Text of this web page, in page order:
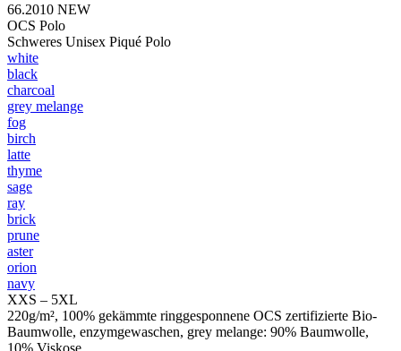
66.2010 NEW
OCS Polo
Schweres Unisex Piqué Polo
white
black
charcoal
grey melange
fog
birch
latte
thyme
sage
ray
brick
prune
aster
orion
navy
XXS – 5XL
220g/m², 100% gekämmte ringgesponnene OCS zertifizierte Bio-
Baumwolle, enzymgewaschen, grey melange: 90% Baumwolle,
10% Viskose